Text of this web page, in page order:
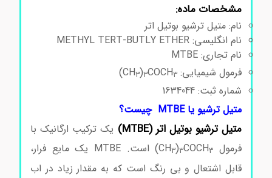
مشخصات ماده:
نام: متیل ترشیو بوتیل اتر
نام انگلیسی: METHYL TERT-BUTLY ETHER
نام تجاری: MTBE
فرمول شیمیایی: CH
3)3COCH3
)
شماره ثبت: 1634044
متیل ترشیو یا MTBE چیست؟
متیل ترشیو بوتیل اتر (MTBE)
یک ترکیب ارگانیک با
فرمول CH
3)3COCH3
) است. MTBE یک مایع فرار،
قابل اشتعال و بی رنگ است که به مقدار زیاد در اب